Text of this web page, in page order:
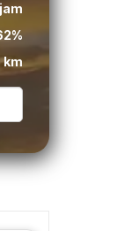
%
km